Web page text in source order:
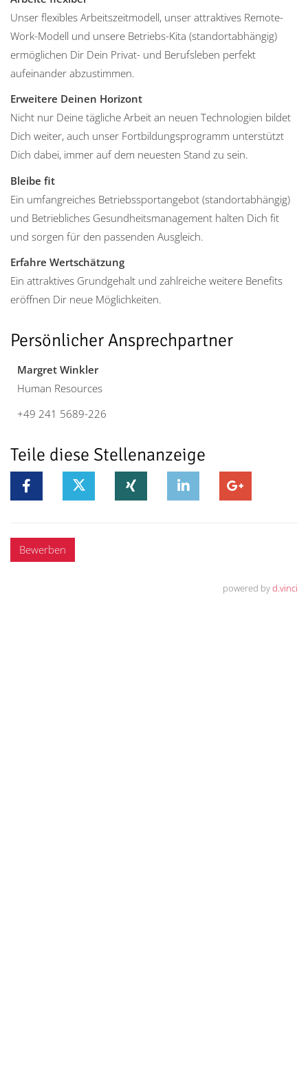
Unser flexibles Arbeitszeitmodell, unser attraktives Remote-
Work-Modell und unsere Betriebs-Kita (standortabhängig)
ermöglichen Dir Dein Privat- und Berufsleben perfekt
aufeinander abzustimmen.
Erweitere Deinen Horizont
Nicht nur Deine tägliche Arbeit an neuen Technologien bildet
Dich weiter, auch unser Fortbildungsprogramm unterstützt
Dich dabei, immer auf dem neuesten Stand zu sein.
Bleibe fit
Ein umfangreiches Betriebssportangebot (standortabhängig)
und Betriebliches Gesundheitsmanagement halten Dich fit
und sorgen für den passenden Ausgleich.
Erfahre Wertschätzung
Ein attraktives Grundgehalt und zahlreiche weitere Benefits
eröffnen Dir neue Möglichkeiten.
Persönlicher Ansprechpartner
Margret Winkler
Human Resources
+49 241 5689-226
Teile diese Stellenanzeige
Bewerben
powered byd.vinci